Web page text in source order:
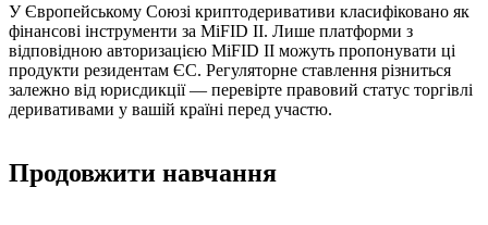
У Європейському Союзі криптодеривативи класифіковано як
фінансові інструменти за MiFID II. Лише платформи з
відповідною авторизацією MiFID II можуть пропонувати ці
продукти резидентам ЄС. Регуляторне ставлення різниться
залежно від юрисдикції — перевірте правовий статус торгівлі
деривативами у вашій країні перед участю.
Продовжити навчання